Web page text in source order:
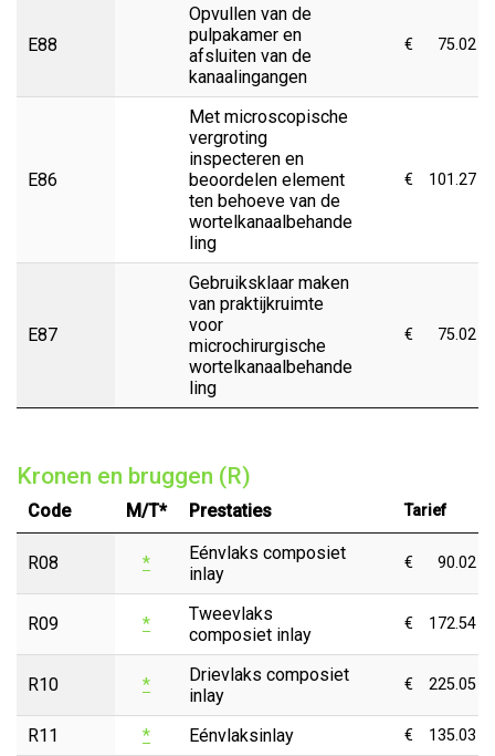
E88
Opvullen van de
pulpakamer en
afsluiten van de
kanaalingangen
€ 75.02
E86
Met microscopische
vergroting
inspecteren en
beoordelen element
ten behoeve van de
wortelkanaalbehande
ling
€ 101.27
E87
Gebruiksklaar maken
van praktijkruimte
voor
microchirurgische
wortelkanaalbehande
ling
€ 75.02
Kronen en bruggen (R)
Code M/T* Prestaties Tarief
R08 *
Eénvlaks composiet
inlay
€ 90.02
R09 *
Tweevlaks
composiet inlay
€ 172.54
R10 *
Drievlaks composiet
inlay
€ 225.05
R11 * Eénvlaksinlay € 135.03